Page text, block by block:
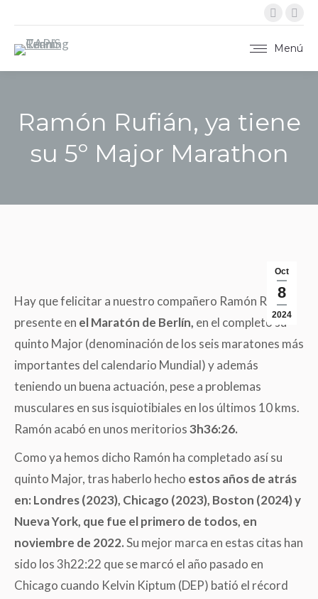
página
se
se
Menú
Ramón Rufián, ya tiene
su 5º Major Marathon
Oct
8
2024
Hay que felicitar a nuestro compañero Ramón Rufián,
presente en el Maratón de Berlín, en el completó su
quinto Major (denominación de los seis maratones más
importantes del calendario Mundial) y además
teniendo un buena actuación, pese a problemas
musculares en sus isquiotibiales en los últimos 10 kms.
Ramón acabó en unos meritorios3h36:26.
Como ya hemos dicho Ramón ha completado así su
quinto Major, tras haberlo hecho estos años de atrás
en: Londres (2023), Chicago (2023), Boston (2024) y
Nueva York, que fue el primero de todos, en
noviembre de 2022.Su mejor marca en estas citas han
sido los 3h22:22 que se marcó el año pasado en
Chicago cuando Kelvin Kiptum (DEP) batió el récord